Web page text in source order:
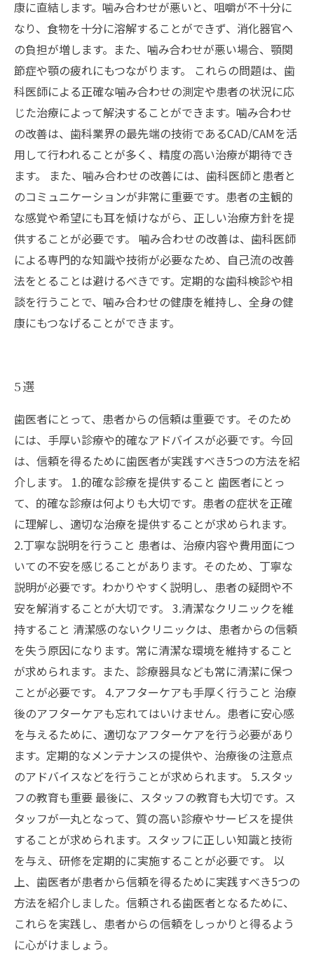
康に直結します。噛み合わせが悪いと、咀嚼が不十分に
なり、食物を十分に溶解することができず、消化器官へ
の負担が増します。また、噛み合わせが悪い場合、顎関
節症や顎の疲れにもつながります。 これらの問題は、歯
科医師による正確な噛み合わせの測定や患者の状況に応
じた治療によって解決することができます。噛み合わせ
の改善は、歯科業界の最先端の技術であるCAD/CAMを活
用して行われることが多く、精度の高い治療が期待でき
ます。 また、噛み合わせの改善には、歯科医師と患者と
のコミュニケーションが非常に重要です。患者の主観的
な感覚や希望にも耳を傾けながら、正しい治療方針を提
供することが必要です。 噛み合わせの改善は、歯科医師
による専門的な知識や技術が必要なため、自己流の改善
法をとることは避けるべきです。定期的な歯科検診や相
談を行うことで、噛み合わせの健康を維持し、全身の健
康にもつなげることができます。
5選
歯医者にとって、患者からの信頼は重要です。そのため
には、手厚い診療や的確なアドバイスが必要です。今回
は、信頼を得るために歯医者が実践すべき5つの方法を紹
介します。 1.的確な診療を提供すること 歯医者にとっ
て、的確な診療は何よりも大切です。患者の症状を正確
に理解し、適切な治療を提供することが求められます。
2.丁寧な説明を行うこと 患者は、治療内容や費用面につ
いての不安を感じることがあります。そのため、丁寧な
説明が必要です。わかりやすく説明し、患者の疑問や不
安を解消することが大切です。 3.清潔なクリニックを維
持すること 清潔感のないクリニックは、患者からの信頼
を失う原因になります。常に清潔な環境を維持すること
が求められます。また、診療器具なども常に清潔に保つ
ことが必要です。 4.アフターケアも手厚く行うこと 治療
後のアフターケアも忘れてはいけません。患者に安心感
を与えるために、適切なアフターケアを行う必要があり
ます。定期的なメンテナンスの提供や、治療後の注意点
のアドバイスなどを行うことが求められます。 5.スタッ
フの教育も重要 最後に、スタッフの教育も大切です。ス
タッフが一丸となって、質の高い診療やサービスを提供
することが求められます。スタッフに正しい知識と技術
を与え、研修を定期的に実施することが必要です。 以
上、歯医者が患者から信頼を得るために実践すべき5つの
方法を紹介しました。信頼される歯医者となるために、
これらを実践し、患者からの信頼をしっかりと得るよう
に心がけましょう。